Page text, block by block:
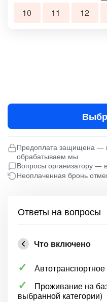
10
11 12
Предоплата защищена —
обрабатываем мы
Вопросы организатору —
Неоплаченная бронь
Ответы на вопросы
Что включено
Проживание на
выбранной категории)